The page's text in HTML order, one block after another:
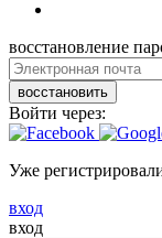
восстановление
восстановить
Войти через:
Уже
вход
вход